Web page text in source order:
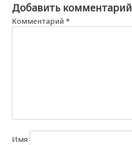
Добавить комментарий
Комментарий*
Имя